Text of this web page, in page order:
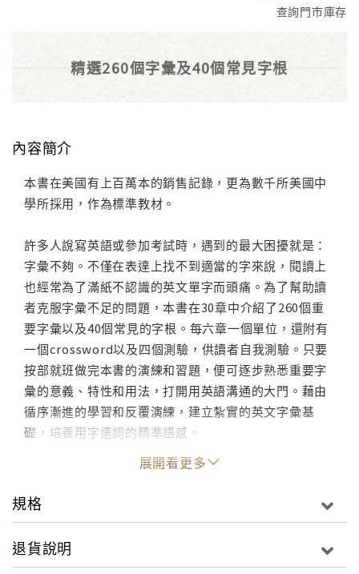
查詢門市庫存
精選260個字彙及40個常見字根
內容簡介
本書在美國有上百萬本的銷售記錄，更為數千所美國中
學所採用，作為標準教材。
許多人說寫英語或參加考試時，遇到的最大困擾就是：
字彙不夠。不僅在表達上找不到適當的字來說，閱讀上
也經常為了滿紙不認識的英文單字而頭痛。為了幫助讀
者克服字彙不足的問題，本書在30章中介紹了260個重
要字彙以及40個常見的字根。每六章一個單位，還附有
一個crossword以及四個測驗，供讀者自我測驗。只要
按部就班做完本書的演練和習題，便可逐步熟悉重要字
彙的意義、特性和用法，打開用英語溝通的大門。藉由
循序漸進的學習和反覆演練，建立紮實的英文字彙基
礎，培養用字遣詞的精準語感。
本書最主要的特色是由美國英語學校權威人士所編寫的
重要的單字解釋、同義字與類比字字彙介紹與測驗。其
測驗與GRE字彙考試模式相同，是國內其他字彙學習書
展開看更多
規格
退貨說明